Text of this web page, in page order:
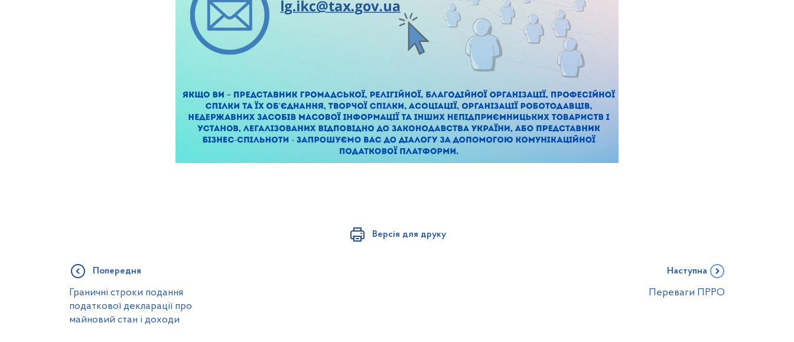
Версія для друку
Попередня
Граничні строки подання
податкової декларації про
майновий стан і доходи
Наступна
Переваги ПРРО